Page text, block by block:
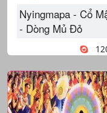
Nyingmapa - Cổ
- Dòng Mủ Đỏ